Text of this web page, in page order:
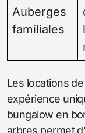
Auberges
familiales
Les locations
expérience
bungalow en
arbres permet